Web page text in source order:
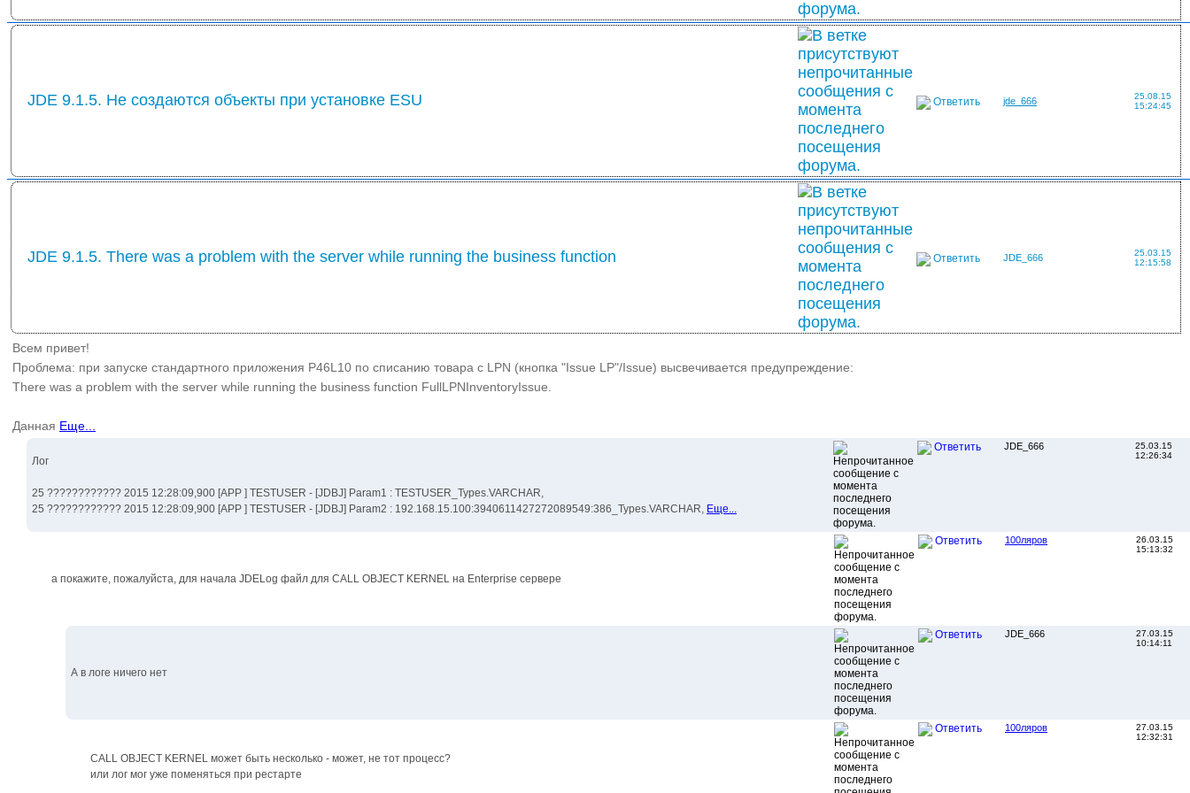
JDE 9.1.5. Не создаются объекты при установке ESU Ответить jde_666
25.08.15
15:24:45
JDE 9.1.5. There was a problem with the server while running the business function Ответить JDE_666
25.03.15
12:15:58
Всем привет!
Проблема: при запуске стандартного приложения P46L10 по списанию товара с LPN (кнопка "Issue LP"/Issue) высвечивается предупреждение:
There was a problem with the server while running the business function FullLPNInventoryIssue.
Данная Еще...
Лог
25 ???????????? 2015 12:28:09,900 [APP ] TESTUSER - [JDBJ] Param1 : TESTUSER_Types.VARCHAR,
25 ???????????? 2015 12:28:09,900 [APP ] TESTUSER - [JDBJ] Param2 : 192.168.15.100:3940611427272089549:386_Types.VARCHAR, Еще...
Ответить JDE_666
25.03.15
12:26:34
а покажите, пожалуйста, для начала JDELog файл для CALL OBJECT KERNEL на Enterprise сервере
Ответить 100ляров
26.03.15
15:13:32
А в логе ничего нет
Ответить JDE_666
27.03.15
10:14:11
CALL OBJECT KERNEL может быть несколько - может, не тот процесс?
или лог мог уже поменяться при рестарте
Ответить 100ляров
27.03.15
12:32:31